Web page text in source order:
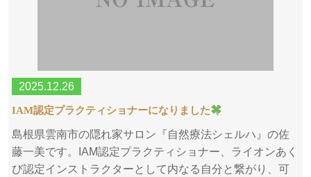
2025.12.26
IAM認定プラクティショナーになりました
島根県雲南市の隠れ家サロン『自然療法シェルハ』の佐
藤一美です。IAM認定プラクティショナー、ライオンあく
び認定インストラクターとして内なる自分と繋がり、可